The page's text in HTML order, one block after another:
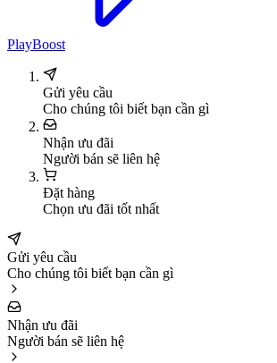
PlayBoost
Gửi yêu cầu
Cho chúng tôi biết bạn cần gì
Nhận ưu đãi
Người bán sẽ liên hệ
Đặt hàng
Chọn ưu đãi tốt nhất
Gửi yêu cầu
Cho chúng tôi biết bạn cần gì
Nhận ưu đãi
Người bán sẽ liên hệ